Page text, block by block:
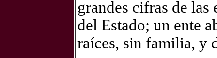
grandes cifras de las
del Estado; un ente
raíces, sin familia, y